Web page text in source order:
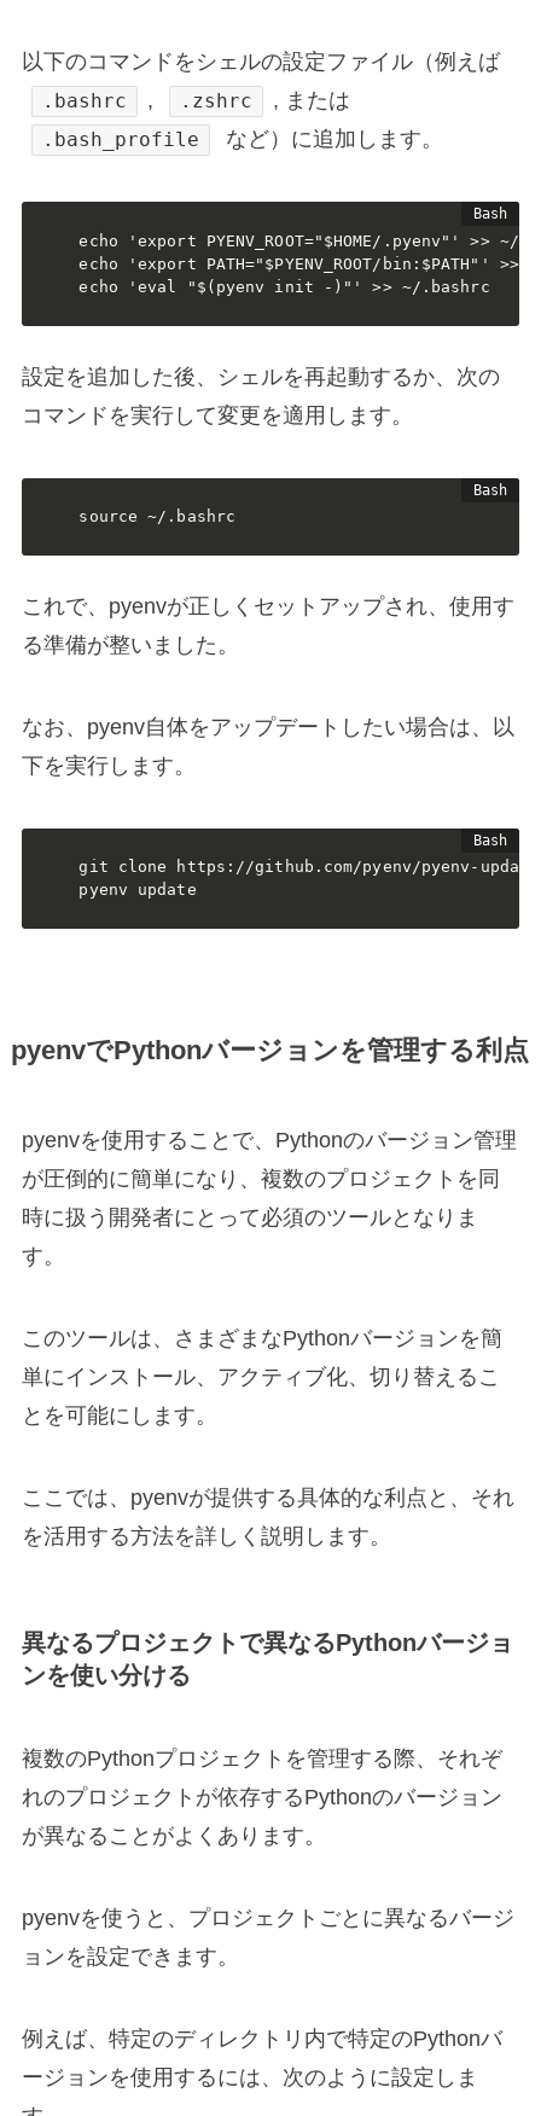
以下のコマンドをシェルの設定ファイル（例えば
.bashrc , .zshrc , または
.bash_profile など）に追加します。
echo 'export PYENV_ROOT="$HOME/.pyenv"' >> ~/
echo 'export PATH="$PYENV_ROOT/bin:$PATH"' >>
echo 'eval "$(pyenv init -)"' >> ~/.bashrc
設定を追加した後、シェルを再起動するか、次の
コマンドを実行して変更を適用します。
source ~/.bashrc
これで、pyenvが正しくセットアップされ、使用す
る準備が整いました。
なお、pyenv自体をアップデートしたい場合は、以
下を実行します。
git clone https://github.com/pyenv/pyenv-
pyenv update
pyenvでPythonバージョンを管理する利点
pyenvを使用することで、Pythonのバージョン管理
が圧倒的に簡単になり、複数のプロジェクトを同
時に扱う開発者にとって必須のツールとなりま
す。
このツールは、さまざまなPythonバージョンを簡
単にインストール、アクティブ化、切り替えるこ
とを可能にします。
ここでは、pyenvが提供する具体的な利点と、それ
を活用する方法を詳しく説明します。
異なるプロジェクトで異なるPythonバージョ
ンを使い分ける
複数のPythonプロジェクトを管理する際、それぞ
れのプロジェクトが依存するPythonのバージョン
が異なることがよくあります。
pyenvを使うと、プロジェクトごとに異なるバージ
ョンを設定できます。
例えば、特定のディレクトリ内で特定のPythonバ
ージョンを使用するには、次のように設定しま